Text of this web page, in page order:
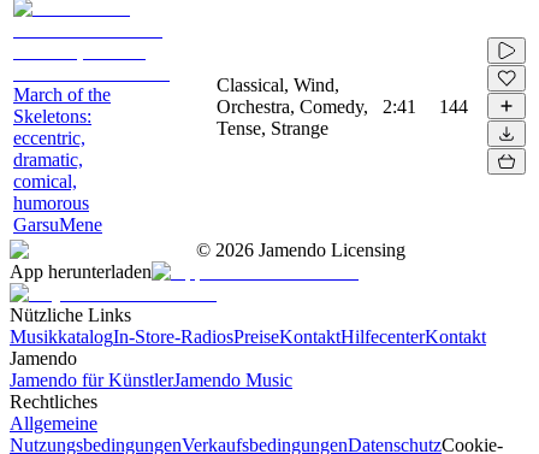
March of the
Skeletons:
eccentric,
dramatic,
comical,
humorous
GarsuMene
Classical, Wind,
Orchestra, Comedy,
Tense, Strange
2:41 144
© 2026 Jamendo Licensing
App herunterladen
Nützliche Links
MusikkatalogIn-Store-RadiosPreiseKontaktHilfecenterKontakt
Jamendo
Jamendo für KünstlerJamendo Music
Rechtliches
Allgemeine
NutzungsbedingungenVerkaufsbedingungenDatenschutzCookie-